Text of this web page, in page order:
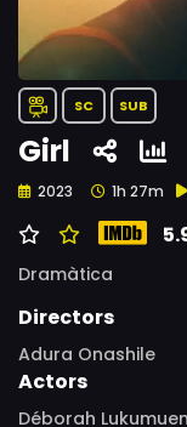
SC SUB
Girl
2023 1h 27m
Dramàtica
Directors
Adura Onashile
Actors
Déborah